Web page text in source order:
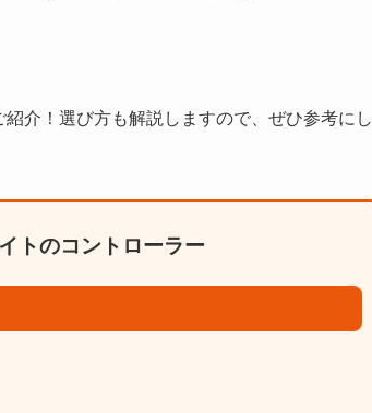
紹介！選び方も解説しますので、ぜひ参考にし
トのコントローラー